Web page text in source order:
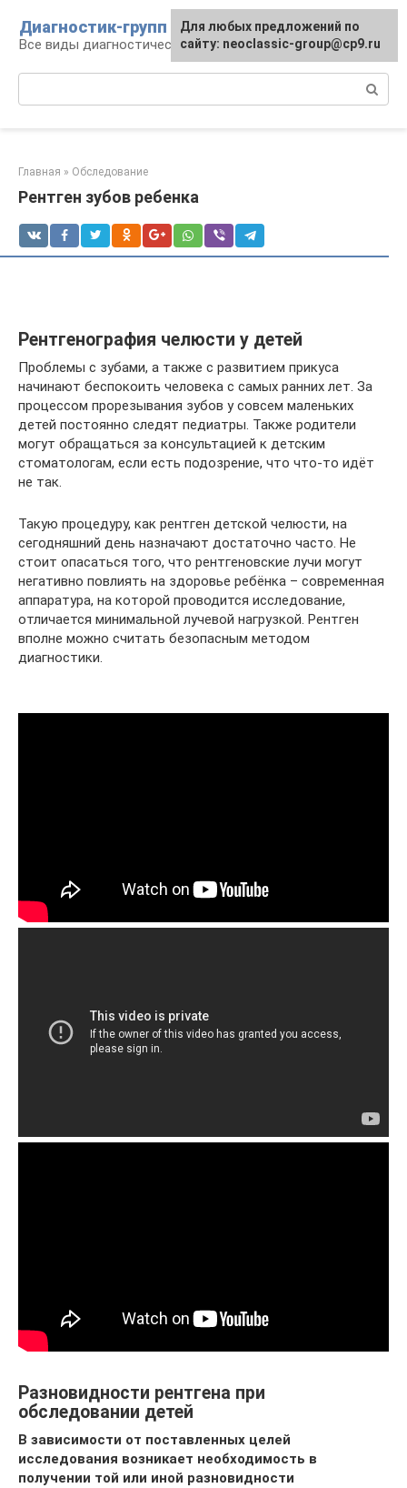
контенту
Диагностик-групп
Все виды диагностических манипуляций
Главная » Обследование
Рентген зубов ребенка
Рентгенография челюсти у детей
Проблемы с зубами, а также с развитием прикуса
начинают беспокоить человека с самых ранних лет. За
процессом прорезывания зубов у совсем маленьких
детей постоянно следят педиатры. Также родители
могут обращаться за консультацией к детским
стоматологам, если есть подозрение, что что-то идёт
не так.
Такую процедуру, как рентген детской челюсти, на
сегодняшний день назначают достаточно часто. Не
стоит опасаться того, что рентгеновские лучи могут
негативно повлиять на здоровье ребёнка – современная
аппаратура, на которой проводится исследование,
отличается минимальной лучевой нагрузкой. Рентген
вполне можно считать безопасным методом
диагностики.
Разновидности рентгена при
обследовании детей
В зависимости от поставленных целей
исследования возникает необходимость в
получении той или иной разновидности
Для любых предложений по
сайту: neoclassic-group@cp9.ru